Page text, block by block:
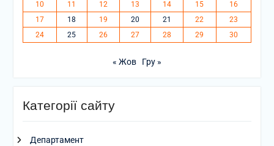
10
11 12 13 14 15
16
17
18 19 20 21 22
23
24
25 26 27 28 29 30
« Жов Гру »
Категорії сайту
Департамент